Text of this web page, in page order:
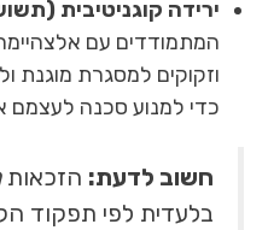
ירידה קוגניטיבית
המתמודדים עם
וזקוקים למסגרת מוגנת
כדי למנוע סכנה לעצמם
חשוב לדעת: הזכאות
בלעדית לפי תפקוד